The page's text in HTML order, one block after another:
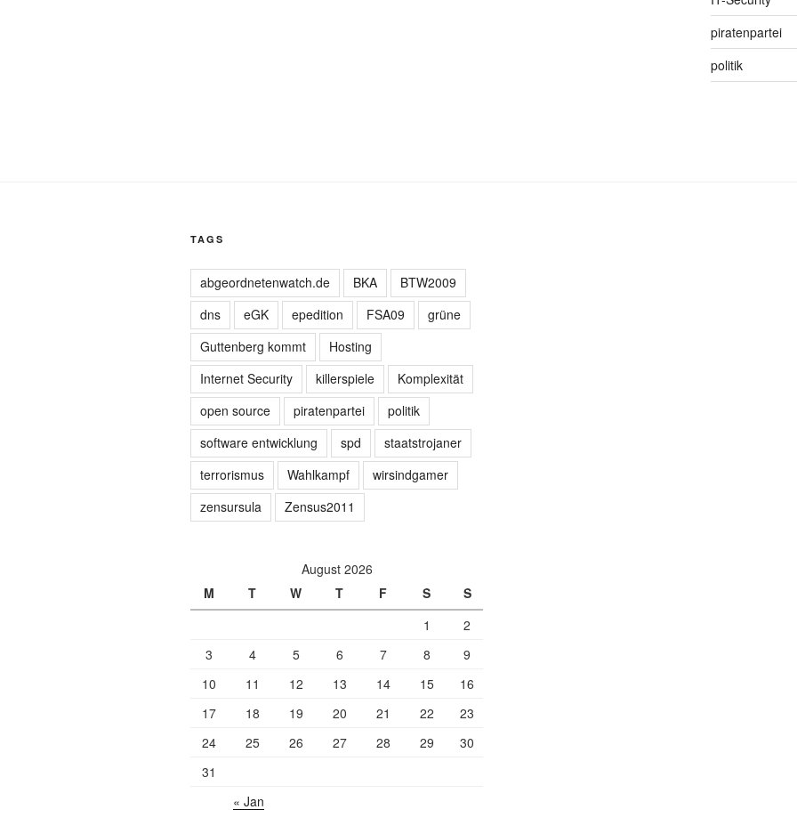
piratenpartei
politik
TAGS
abgeordnetenwatch.de BKA
BTW2009
dns
eGK epedition FSA09
grüne
Guttenberg kommt
Hosting
Internet Security
killerspiele
Komplexität
open source
piratenpartei
politik
software entwicklung
spd
staatstrojaner
terrorismus
Wahlkampf
wirsindgamer
zensursula
Zensus2011
August 2026
M
T W T F S
S
1
2
3
4 5 6 7 8
9
10
11 12 13 14 15
16
17
18 19 20 21 22
23
24
25 26 27 28 29
30
31
« Jan